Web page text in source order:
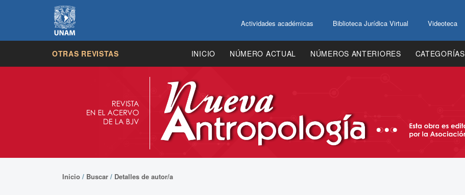
Actividades académicas Biblioteca Jurídica Virtual Videoteca
OTRAS REVISTAS INICIO NÚMERO ACTUAL NÚMEROS ANTERIORES CATEGORÍAS
Inicio / Buscar / Detalles de autor/a